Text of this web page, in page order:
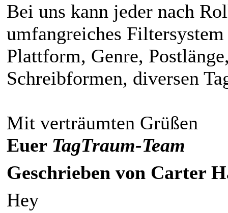
Bei uns kann jeder nach
umfangreiches
Plattform, Genre,
Schreibformen, diversen
Mit verträumten Grüßen
Euer TagTraum-Team
Geschrieben von Carter
Hey